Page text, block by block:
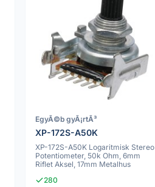
EgyÃ©b gyÃ¡rtÃ³
XP-172S-A50K
XP-172S-A50K Logaritmisk Stereo
Potentiometer, 50k Ohm, 6mm
Riflet Aksel, 17mm Metalhus
280